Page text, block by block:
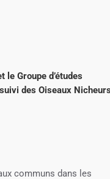
le Groupe d’études
des Oiseaux
communs dans les